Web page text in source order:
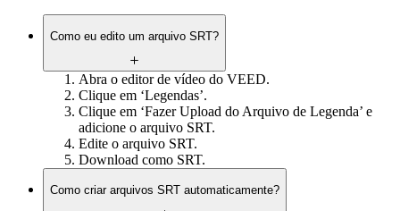
Como eu edito um arquivo SRT?
Abra o editor de vídeo do VEED.
Clique em ‘Legendas’.
Clique em ‘Fazer Upload do Arquivo de Legenda’ e
adicione o arquivo SRT.
Edite o arquivo SRT.
Download como SRT.
Como criar arquivos SRT automaticamente?